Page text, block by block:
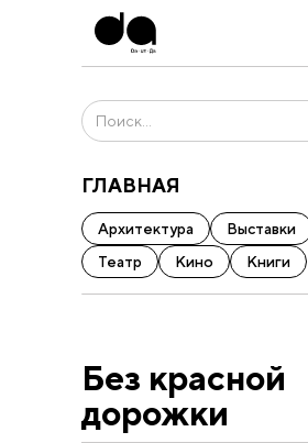
ГЛАВНАЯ
Архитектура Выставки
Театр
Кино Книги
Без красной
дорожки